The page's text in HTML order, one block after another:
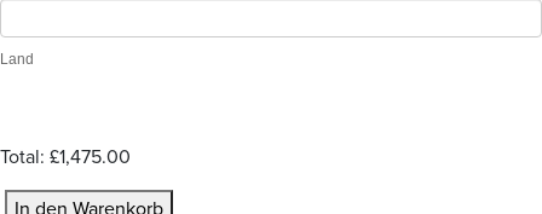
Land
Total: £1,475.00
In den Warenkorb